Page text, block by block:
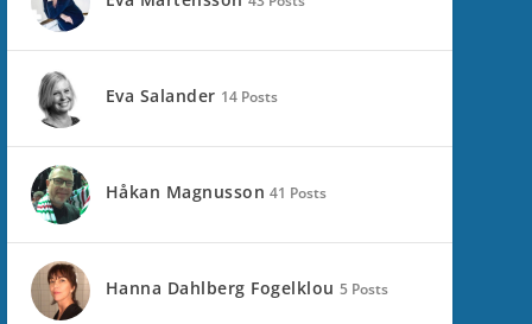
Eva Salander 14 Posts
Håkan Magnusson 41 Posts
Hanna Dahlberg Fogelklou 5 Posts